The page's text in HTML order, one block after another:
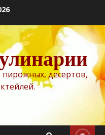
десертов,